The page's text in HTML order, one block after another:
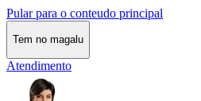
Pular para o conteudo principal
Tem no magalu
Atendimento